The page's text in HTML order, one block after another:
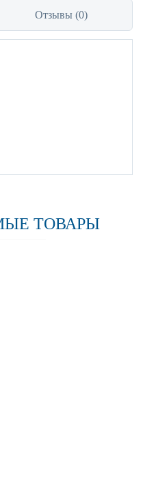
Отзывы (0)
ТОВАРЫ